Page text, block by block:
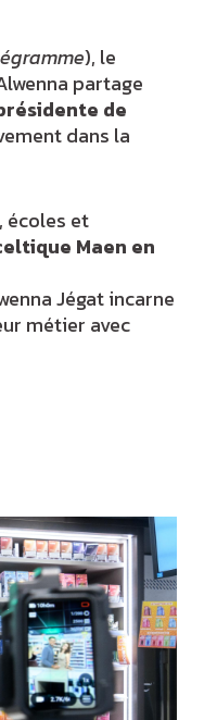
), le
partage
de
dans la
écoles et
Maen en
Jégat incarne
métier avec